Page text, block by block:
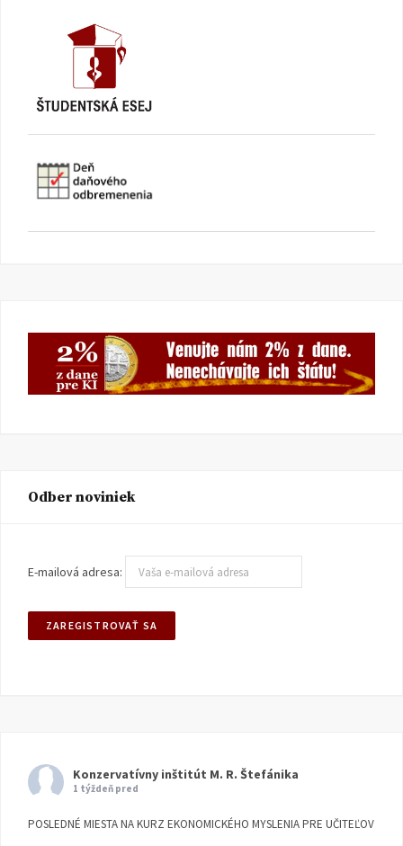
Odber noviniek
E-mailová adresa:
Konzervatívny inštitút M. R. Štefánika
1 týždeň pred
POSLEDNÉ MIESTA NA KURZ EKONOMICKÉHO MYSLENIA PRE UČITEĽOV